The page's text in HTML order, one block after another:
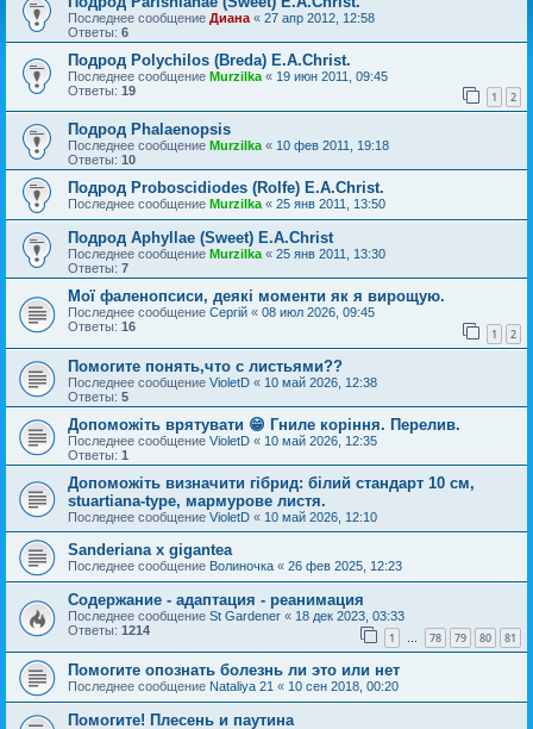
Последнее сообщение Диана « 27 апр 2012, 12:58
Ответы: 6
Подрод Polychilos (Breda) E.A.Christ.
Последнее сообщение Murzilka « 19 июн 2011, 09:45
Ответы: 19 1 2
Подрод Phalaenopsis
Последнее сообщение Murzilka « 10 фев 2011, 19:18
Ответы: 10
Подрод Proboscidiodes (Rolfe) E.A.Christ.
Последнее сообщение Murzilka « 25 янв 2011, 13:50
Подрод Aphyllae (Sweet) E.A.Christ
Последнее сообщение Murzilka « 25 янв 2011, 13:30
Ответы: 7
Мої фаленопсиси, деякі моменти як я вирощую.
Последнее сообщение Сергій « 08 июл 2026, 09:45
Ответы: 16 1 2
Помогите понять,что с листьями??
Последнее сообщение VioletD « 10 май 2026, 12:38
Ответы: 5
Допоможіть врятувати 😁 Гниле коріння. Перелив.
Последнее сообщение VioletD « 10 май 2026, 12:35
Ответы: 1
Допоможіть визначити гібрид: білий стандарт 10 см,
stuartiana-type, мармурове листя.
Последнее сообщение VioletD « 10 май 2026, 12:10
Sanderiana x gigantea
Последнее сообщение Волиночка « 26 фев 2025, 12:23
Содержание - адаптация - реанимация
Последнее сообщение St Gardener « 18 дек 2023, 03:33
Ответы: 1214 1 … 78 79 80 81
Помогите опознать болезнь ли это или нет
Последнее сообщение Nataliya 21 « 10 сен 2018, 00:20
Помогите! Плесень и паутина